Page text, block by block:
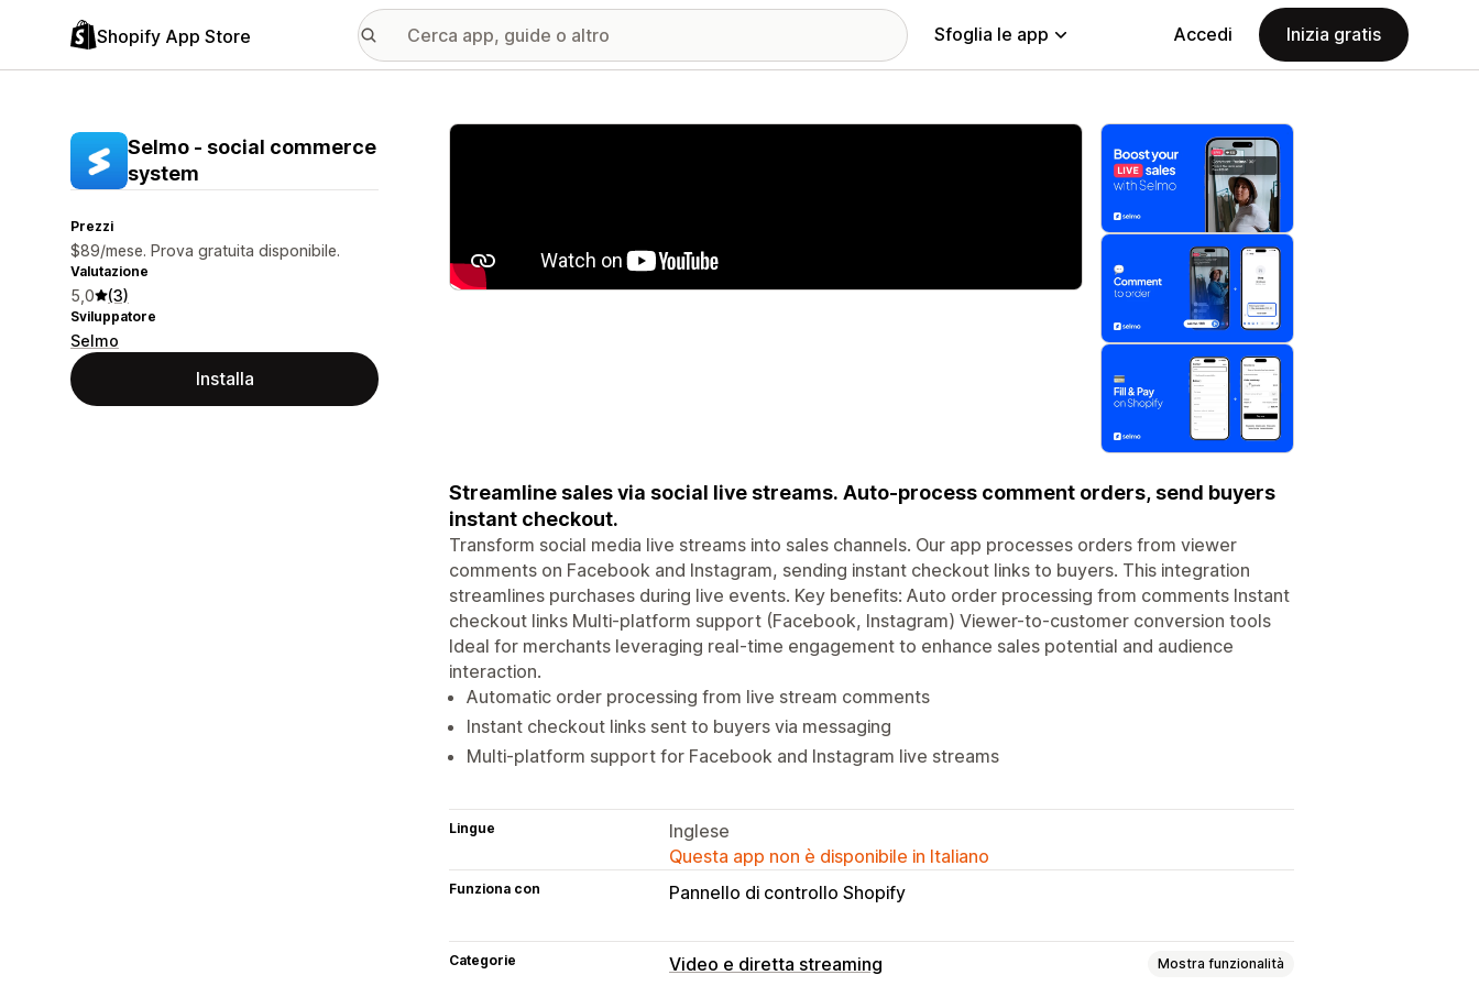
Shopify App Store Sfoglia le app Accedi Inizia gratis
Selmo ‑ social commerce
system
Prezzi
$89/mese. Prova gratuita disponibile.
Valutazione
5,0 (3)
Sviluppatore
Selmo
Installa
Galleria immagini in evidenza
Streamline sales via social live streams. Auto-process comment orders, send buyers
instant checkout.
Transform social media live streams into sales channels. Our app processes orders from viewer
comments on Facebook and Instagram, sending instant checkout links to buyers. This integration
streamlines purchases during live events. Key benefits: Auto order processing from comments Instant
checkout links Multi-platform support (Facebook, Instagram) Viewer-to-customer conversion tools
Ideal for merchants leveraging real-time engagement to enhance sales potential and audience
interaction.
Automatic order processing from live stream comments
Instant checkout links sent to buyers via messaging
Multi-platform support for Facebook and Instagram live streams
Lingue
Inglese
Questa app non è disponibile in Italiano
Funziona con Pannello di controllo Shopify
Categorie Video e diretta streaming Mostra funzionalità